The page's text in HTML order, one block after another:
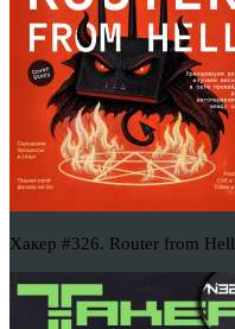
Хакер #326. Router from Hell